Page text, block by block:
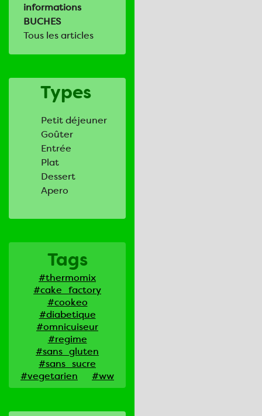
informations
BUCHES
Tous les articles
Types
Petit déjeuner
Goûter
Entrée
Plat
Dessert
Apero
Tags
#thermomix
#cake_factory
#cookeo
#diabetique
#omnicuiseur
#regime
#sans_gluten
#sans_sucre
#vegetarien
#ww